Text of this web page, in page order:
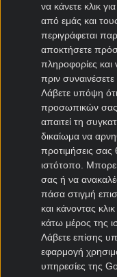
να κάνετε κλικ
από εμάς και
περιγράφεται
αποκτήσετε
πληροφορίες και
πριν
Λάβετε υπόψη
προσωπικών σας
απαιτεί τη
δικαίωμα να
προτιμήσεις σας
ιστότοπο.
σας ή να
πάσα στιγμή
και κάνοντας
κάτω μέρος της
Λάβετε επίσης
εφαρμογή
υπηρεσίες της
Παρί Σεν
Μονακό
Μαρσέιγ
Λυών
Ηρακλής
ΠΑΣ Γιάννινα
Πανιώνιος
Καλλιθέα
Καλαμάτα
Νίκη Βόλου